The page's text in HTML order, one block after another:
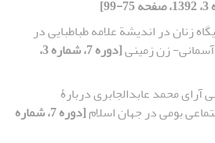
زنان در اندیشة علامه طباطبایی در
زن زمینی
[دوره 7، شماره 3،
آرای محمد عابدالجابری دربارۀ
بومی در جهان اسلام
[دوره 7، شماره